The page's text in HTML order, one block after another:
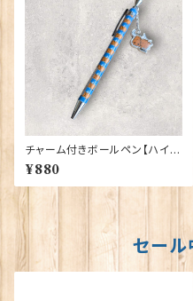
チャーム付きボールペン【ハイラ
ンド・カウ】Euro Stick 90394
¥880
セール